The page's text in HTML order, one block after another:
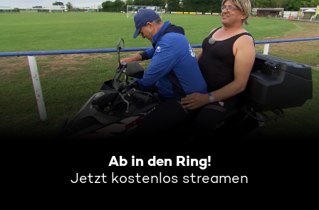
Ab in den Ring!
Jetzt kostenlos streamen